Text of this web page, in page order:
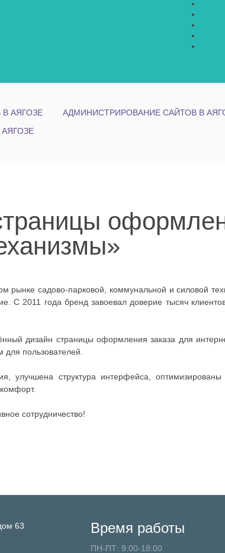
АЯГОЗЕ АДМИНИСТРИРОВАНИЕ САЙТОВ В
садово-парковой, коммунальной и силовой
С 2011 года бренд завоевал доверие тысяч
дизайн страницы оформления заказа для
пользователей.
улучшена структура интерфейса,
сотрудничество!
63 Время работы
ПН-ПТ: 9:00-18:00